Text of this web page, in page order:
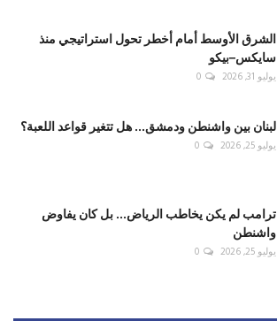
الشرق الأوسط أمام أخطر تحول استراتيجي منذ
سايكس–بيكو
يوليو 31, 2026 0
لبنان بين واشنطن ودمشق... هل تتغير قواعد اللعبة؟
يوليو 25, 2026 0
ترامب لم يكن يخاطب الرياض... بل كان يفاوض
واشنطن
يوليو 25, 2026 0